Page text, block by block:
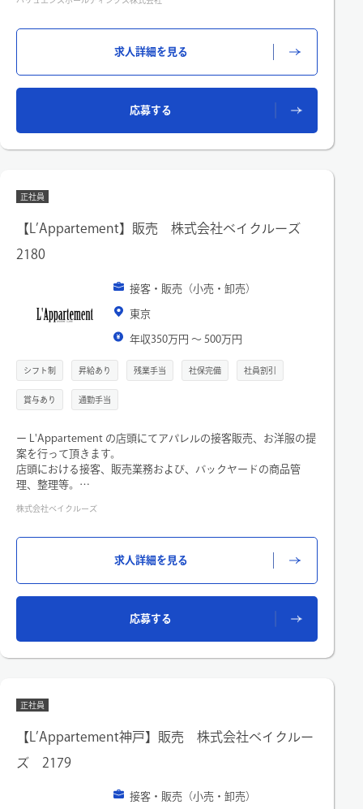
アンティーク時計のパーツ製作など、さらに高度な技術に挑戦
・電池交換 ・オーバーホール ・部分修理 ・動作点検 ・外装洗
求人詳細を見る
応募する
正社員
【L’Appartement】販売 株式会社ベイクルーズ
2180
接客・販売（小売・卸売）
東京
年収350万円 〜 500万円
シフト制 昇給あり 残業手当 社保完備 社員割引
賞与あり 通勤手当
ー L'Appartement の店頭にてアパレルの接客販売、お洋服の提
案を行って頂きます。
店頭における接客、販売業務および、バックヤードの商品管
理、整理等。
ることがあります。
「接客業のアルバイト経験がある方」「お洋服の知識はないけ
れど、アパレルにチャレンジしてみたい方」
株式会社ベイクルーズ
求人詳細を見る
応募する
正社員
【L’Appartement神戸】販売 株式会社ベイクルー
ズ 2179
接客・販売（小売・卸売）